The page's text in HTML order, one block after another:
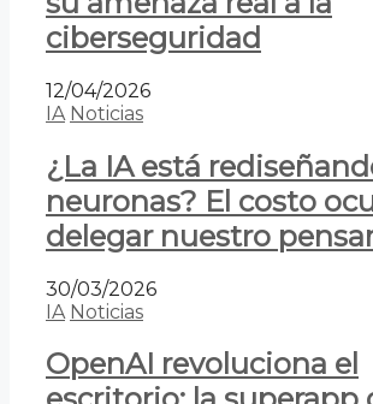
ciberseguridad
12/04/2026
IA Noticias
¿La IA está
neuronas? El costo
delegar nuestro
30/03/2026
IA Noticias
OpenAI revoluciona el